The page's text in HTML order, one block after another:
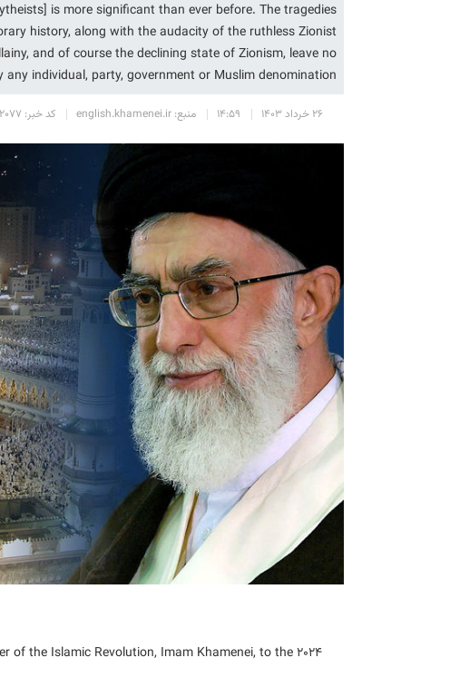
is more significant than ever before. The tragedies
history, along with the audacity of the ruthless Zionist
and of course the declining state of Zionism, leave no
individual, party, government or Muslim denomination.
۲۶ خرداد ۱۴۰۳ ۱۴:۵۹ منبع: english.khamenei.ir کد خبر: ۲۰۷۷
the Islamic Revolution, Imam Khamenei, to the 2024